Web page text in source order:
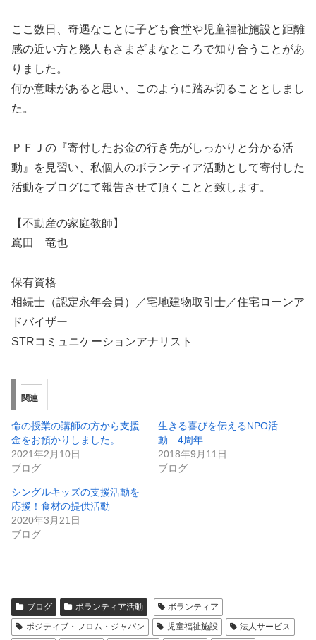
ここ数日、奇遇なことに子ども食堂や児童福祉施設と距離
感の近い方と幾人もさまざまなところで知り合うことがあ
りました。
何か意味があると思い、このように踏み切ることとしまし
た。
ＰＦＪの『寄付したお金の行き先がしっかりと分かる活
動』を見習い、私個人のボランティア活動として寄付した
活動をブログにて報告させて頂くことと致します。
【不動産の家庭教師】
嶌田 竜也
保有資格
相続士（認定永年会員）／宅地建物取引士／住宅ローンア
ドバイザー
STRコミュニケーションアナリスト
関連
命の授業の講師の方から支援
金をお預かりしました。
2021年2月10日
ブログ
生きる喜びを伝えるNPO活
動 4周年
2018年9月11日
ブログ
シングルキッズの支援活動を
応援！食材の提供活動
2020年3月21日
ブログ
ブログ ボランティア活動
ボランティア
ポジティブ・フロム・ジャパン
児童福祉施設
法人サービス